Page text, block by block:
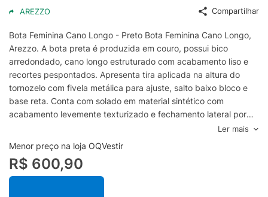
AREZZO Compartilhar
Bota Feminina Cano Longo - Preto Bota Feminina Cano Longo,
Arezzo. A bota preta é produzida em couro, possui bico
arredondado, cano longo estruturado com acabamento liso e
recortes pespontados. Apresenta tira aplicada na altura do
tornozelo com fivela metálica para ajuste, salto baixo bloco e
base reta. Conta com solado em material sintético com
acabamento levemente texturizado e fechamento lateral por
zíper.- Couro- Bico arredondado- Cano longo- Recortes
pespontados- Tira com fivela metálica- Salto baixo bloco-
Solado em material sintético- Fechamento por zíper
lateralEspecificações & CuidadosMaterial: CouroCor:
PretoMarca: Arezzo
Ler mais
Menor preço na loja OQVestir
R$ 600,90